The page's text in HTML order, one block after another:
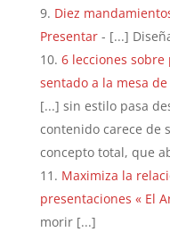
Diez
Presentar- [...]
6 lecciones
sentado a la mesa
[...] sin estilo pasa
contenido carece de
concepto total, que
Maximiza la
presentaciones « El
morir [...]